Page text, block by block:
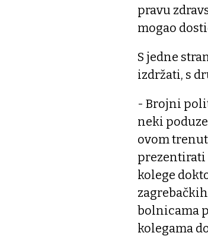
pravu
mogao
S jedne
izdržati, s
- Brojni
neki
ovom
prezentirati
kolege
bolnicama
kolegama